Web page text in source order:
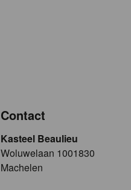
Contact
Kasteel Beaulieu
​​​Woluwelaan 1001830
Machelen